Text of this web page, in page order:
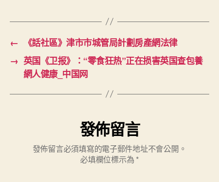
←
《話社區》津市市城管局計劃房產網法律
→ 英国《卫报》：“零食狂热”正在损害英国查包養
網人健康_中国网
發佈留言
發佈留言必須填寫的電子郵件地址不會公開。
必填欄位標示為 *